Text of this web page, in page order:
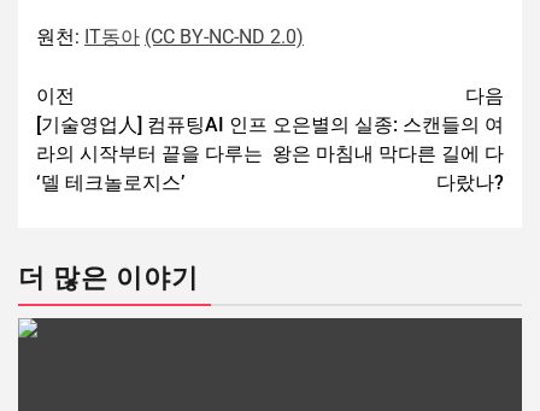
원천: IT동아 (CC BY-NC-ND 2.0)
이전
[기술영업人] 컴퓨팅AI 인프
라의 시작부터 끝을 다루는
‘델 테크놀로지스’
다음
오은별의 실종: 스캔들의 여
왕은 마침내 막다른 길에 다
다랐나?
더 많은 이야기